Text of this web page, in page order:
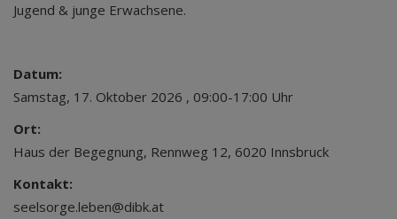
Jugend & junge Erwachsene.
Datum:
Samstag, 17. Oktober 2026 , 09:00-17:00 Uhr
Ort:
Haus der Begegnung, Rennweg 12, 6020 Innsbruck
Kontakt:
seelsorge.leben@dibk.at